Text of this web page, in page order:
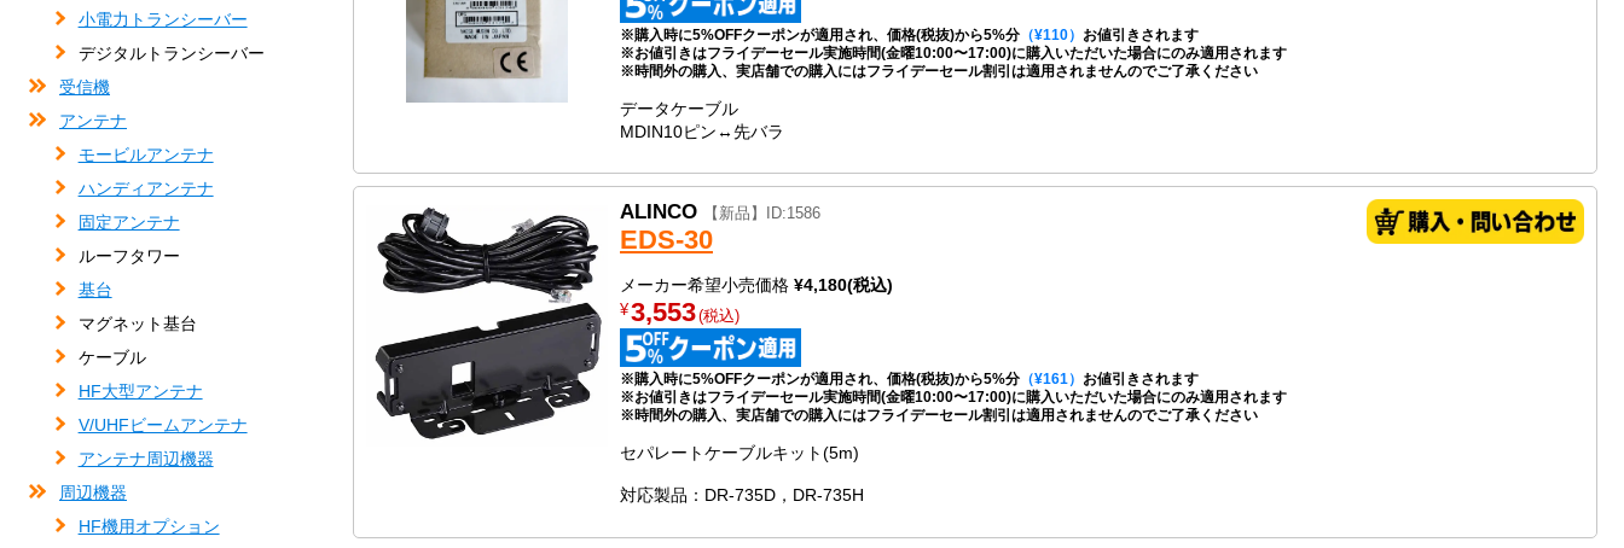
小電力トランシーバー
デジタルトランシーバー
受信機
アンテナ
モービルアンテナ
ハンディアンテナ
固定アンテナ
ルーフタワー
基台
マグネット基台
ケーブル
HF大型アンテナ
V/UHFビームアンテナ
アンテナ周辺機器
周辺機器
HF機用オプション
※購入時に5%OFFクーポンが適用され、価格(税抜)から5%分 （¥110） お値引きされます
※お値引きはフライデーセール実施時間(金曜10:00〜17:00)に購入いただいた場合にのみ適用されます
※時間外の購入、実店舗での購入にはフライデーセール割引は適用されませんのでご了承ください
データケーブル
MDIN10ピン↔先バラ
ALINCO 【新品】ID:1586
EDS-30
メーカー希望小売価格 ¥4,180(税込)
¥3,553(税込)
※購入時に5%OFFクーポンが適用され、価格(税抜)から5%分 （¥161） お値引きされます
※お値引きはフライデーセール実施時間(金曜10:00〜17:00)に購入いただいた場合にのみ適用されます
※時間外の購入、実店舗での購入にはフライデーセール割引は適用されませんのでご了承ください
セパレートケーブルキット(5m)
対応製品：DR-735D，DR-735H